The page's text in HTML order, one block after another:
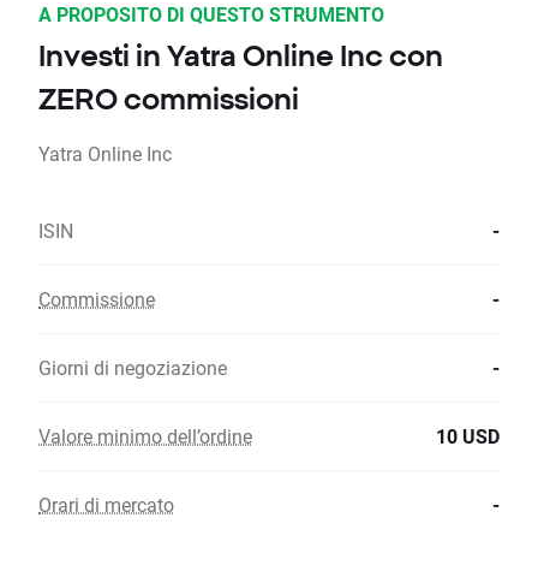
A PROPOSITO DI QUESTO STRUMENTO
Investi in Yatra Online Inc con
ZERO commissioni
Yatra Online Inc
ISIN -
Commissione -
Giorni di negoziazione -
Valore minimo dell’ordine 10 USD
Orari di mercato -